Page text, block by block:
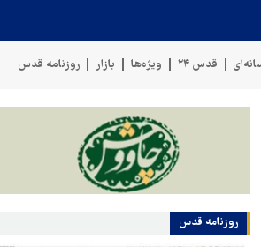
قدس ۲۴ ویژه‌ها بازار روزنامه قدس
روزنامه قدس